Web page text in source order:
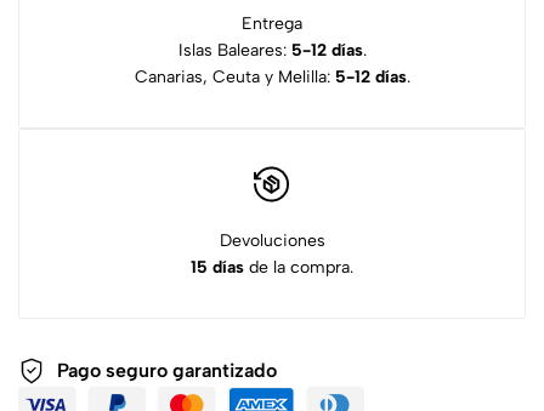
Entrega
Islas Baleares: 5-12 días.
Canarias, Ceuta y Melilla: 5-12 días.
Devoluciones
15 días de la compra.
Pago seguro garantizado